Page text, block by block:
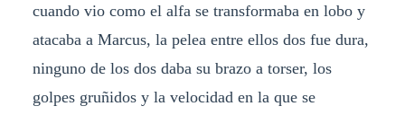
cuando vio como el alfa se transformaba en lobo y
atacaba a Marcus, la pelea entre ellos dos fue dura,
ninguno de los dos daba su brazo a torser, los
golpes gruñidos y la velocidad en la que se